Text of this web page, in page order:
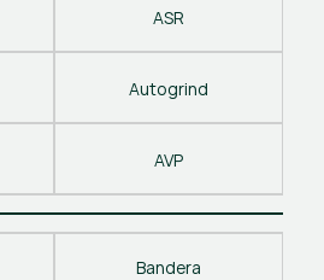
ASR
Autogrind
AVP
Bandera